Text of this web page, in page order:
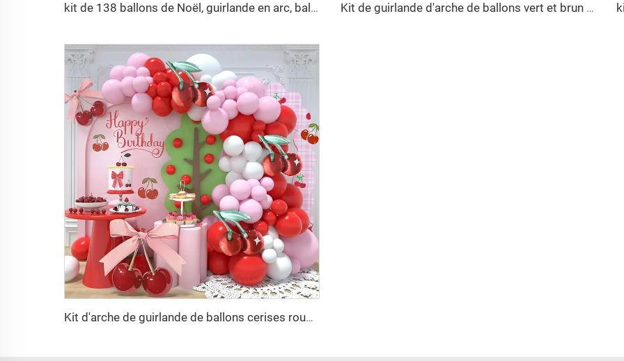
kit de 138 ballons de Noël, guirlande en arc, ballons en latex rouges, blancs et dorés, ballons en aluminium pour Noël et Nouvel An Kit de guirlande d'arche de ballons vert et brun avec ballons marron, noir et vert lime foncé pour thème de shower de bébé sur le jeu vidéo jungle
Kit d'arche de guirlande de ballons cerises rouge rose blanc avec ballons en aluminium cerises, décorations de fête prénatale baie